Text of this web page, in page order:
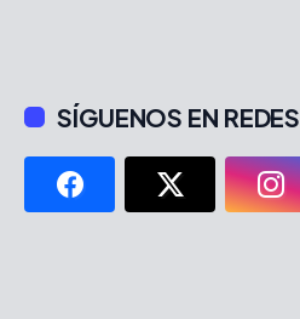
SÍGUENOS EN REDES